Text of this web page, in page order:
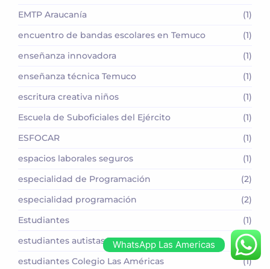
EMTP Araucanía
(1)
encuentro de bandas escolares en Temuco
(1)
enseñanza innovadora
(1)
enseñanza técnica Temuco
(1)
escritura creativa niños
(1)
Escuela de Suboficiales del Ejército
(1)
ESFOCAR
(1)
espacios laborales seguros
(1)
especialidad de Programación
(2)
especialidad programación
(2)
Estudiantes
(1)
estudiantes autistas TEA
(1)
estudiantes Colegio Las Américas
(1)
WhatsApp Las Americas